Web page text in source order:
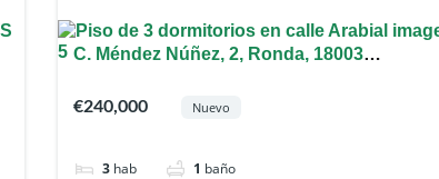
C. Méndez Núñez, 2, Ronda, 18003
€240,000 Nuevo
3 hab 1 baño